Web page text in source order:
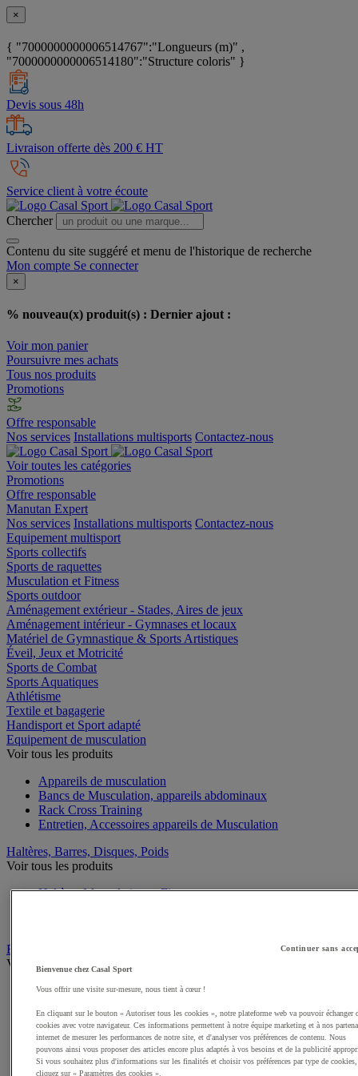
×
{ "7000000000006514767":"Longueurs (m)" ,
"7000000000006514180":"Structure coloris" }
Devis sous 48h
Livraison offerte dès 200 € HT
Service client à votre écoute
Chercher
Contenu du site suggéré et menu de l'historique de recherche
Mon compte Se connecter
×
% nouveau(x) produit(s) : Dernier ajout :
Voir mon panier
Poursuivre mes achats
Tous nos produits
Promotions
Offre responsable
Nos services Installations multisports Contactez-nous
Voir toutes les catégories
Promotions
Offre responsable
Manutan Expert
Nos services Installations multisports Contactez-nous
Equipement multisport
Sports collectifs
Sports de raquettes
Musculation et Fitness
Sports outdoor
Aménagement extérieur - Stades, Aires de jeux
Aménagement intérieur - Gymnases et locaux
Matériel de Gymnastique & Sports Artistiques
Éveil, Jeux et Motricité
Sports de Combat
Sports Aquatiques
Athlétisme
Textile et bagagerie
Handisport et Sport adapté
Equipement de musculation
Voir tous les produits
Appareils de musculation
Bancs de Musculation, appareils abdominaux
Rack Cross Training
Entretien, Accessoires appareils de Musculation
Haltères, Barres, Disques, Poids
Voir tous les produits
Haltères Musculation et Fitness
Equipement de Fitness et Cross training
Voir tous les produits
Kettlebell
Cordes à sauter
Steps
Elastiques et Sangles de Musculation et Fitness
Swiss ball
Continuer sans
Bienvenue chez Casal Sport
Vous offrir une visite sur-mesure, nous tient à cœur !
En cliquant sur le bouton « Autoriser tous les cookies », notre plateforme web va pouvoir échanger
cookies avec votre navigateur. Ces informations permettent à notre équipe marketing et à nos
internet de mesurer les performances de notre site, et d'analyser vos préférences de contenu. Nous
pouvons ainsi vous proposer des articles encore plus adaptés à vos besoins et de la publicité
Si vous souhaitez plus d'informations sur les finalités et choisir vos préférences par type de cookies,
cliquez sur « Paramètres des cookies ».